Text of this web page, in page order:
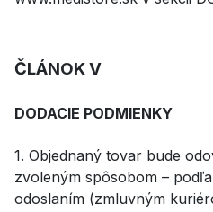
ČLÁNOK V
DODACIE PODMIENKY
1. Objednaný tovar bude
zvoleným spôsobom –
odoslaním (zmluvným